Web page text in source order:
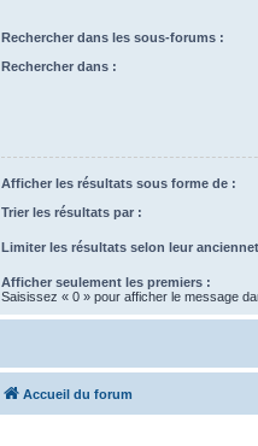
Rechercher dans les sous-forums :
Rechercher dans :
Afficher les résultats sous forme de :
Trier les résultats par :
Limiter les résultats selon leur
Afficher seulement les premiers :
Saisissez « 0 » pour afficher le message
Accueil du forum